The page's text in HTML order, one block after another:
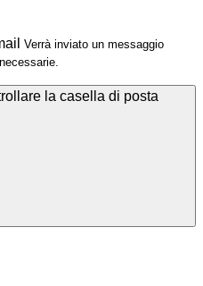
Verrà inviato un messaggio
la casella di posta